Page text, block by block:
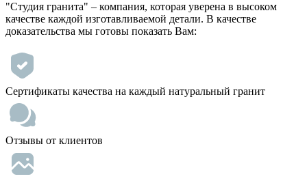
"Студия гранита" – компания, которая уверена в высоком
качестве каждой изготавливаемой детали. В качестве
доказательства мы готовы показать Вам:
Сертификаты качества на каждый натуральный гранит
Отзывы от клиентов